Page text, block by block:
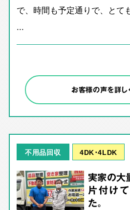
で、時間も予定通りで、とて
...
お客様の声を詳し
不用品回収 4DK･4LDK
実家の大
片付け
た。